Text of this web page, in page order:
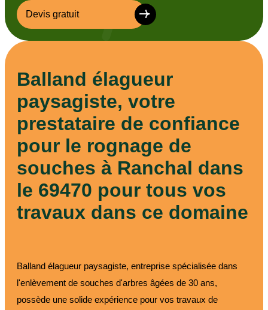
Devis gratuit
Balland élagueur
paysagiste, votre
prestataire de confiance
pour le rognage de
souches à Ranchal dans
le 69470 pour tous vos
travaux dans ce domaine
Balland élagueur paysagiste, entreprise spécialisée dans
l'enlèvement de souches d'arbres âgées de 30 ans,
possède une solide expérience pour vos travaux de